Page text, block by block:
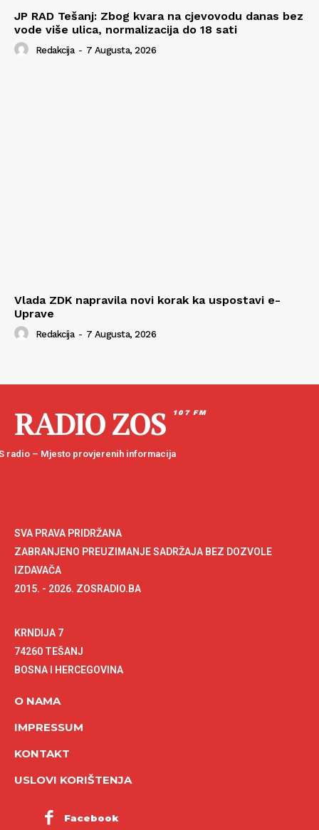
JP RAD Tešanj: Zbog kvara na cjevovodu danas bez
vode više ulica, normalizacija do 18 sati
Redakcija - 7 Augusta, 2026
Vlada ZDK napravila novi korak ka uspostavi e-
Uprave
Redakcija - 7 Augusta, 2026
RADIO ZOS 107 FM
radio – Mjesto provjerenih informacija
SVA PRAVA PRIDRŽANA
ZABRANJENO PREUZIMANJE SADRŽAJA BEZ DOZVOLE
IZDAVAČA
2015. - 2026. ZOSRADIO.BA
KRNDIJA 7
74260 TEŠANJ
BOSNA I HERCEGOVINA
O NAMA
IMPRESSUM
KONTAKT
USLOVI KORIŠTENJA
Facebook